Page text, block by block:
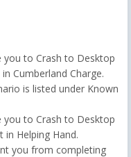
you to Crash to Desktop
Cumberland Charge.
is listed under Known
you to Crash to Desktop
Helping Hand.
you from completing